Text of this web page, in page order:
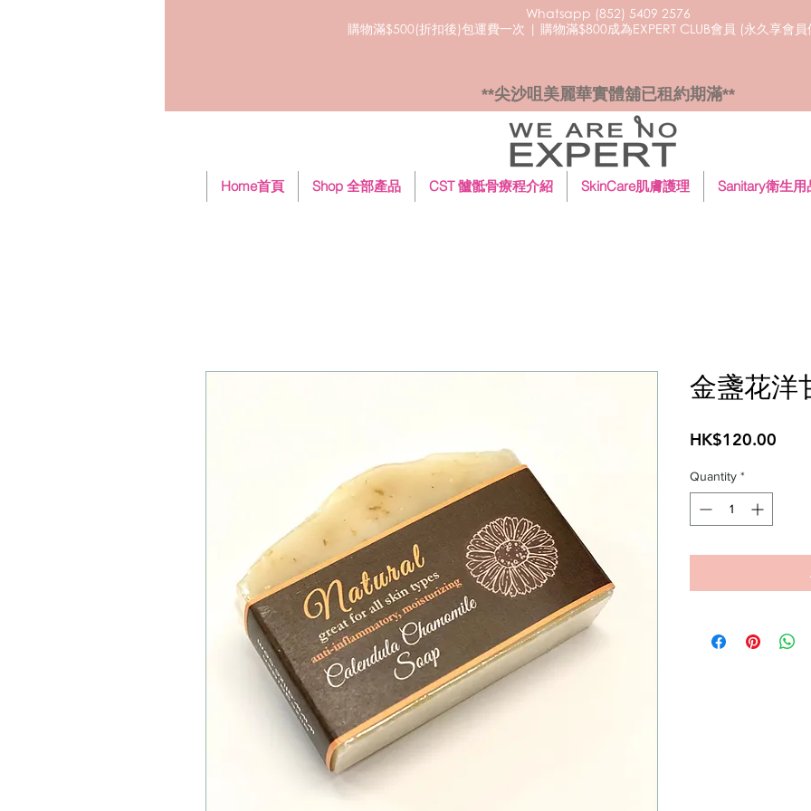
Whatsapp (852) 5409 2576
購物滿$500(折扣後)包運費一次 | 購物滿$800成為EXPERT CLUB會員 (永久享會
**尖沙咀美麗華實體舖已租約期滿**
Home首頁 Shop 全部產品 CST 髗骶骨療程介紹 SkinCare肌膚護理 Sanitary衛生用
金盞花洋
HK$120.00
Quantity *